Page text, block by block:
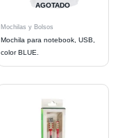
AGOTADO
Mochilas y Bolsos
Mochila para notebook, USB,
color BLUE.